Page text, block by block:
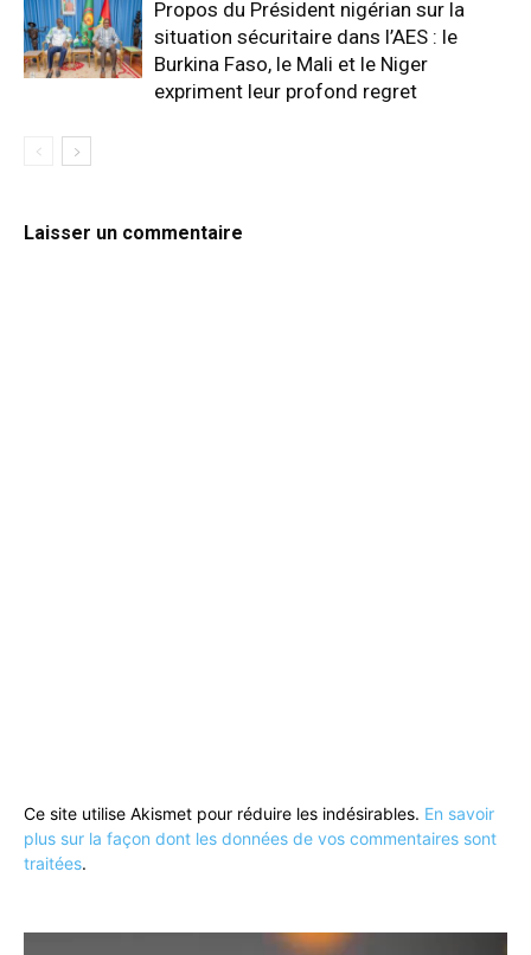
Propos du Président nigérian sur la
situation sécuritaire dans l’AES : le
Burkina Faso, le Mali et le Niger
expriment leur profond regret
Laisser un commentaire
Ce site utilise Akismet pour réduire les indésirables. En savoir
plus sur la façon dont les données de vos commentaires sont
traitées.